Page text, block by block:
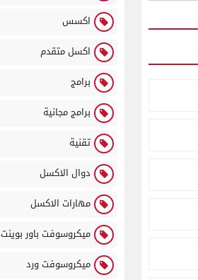
اكسس
اكسل متقدم
برامج
برامج مجانية
تقنية
دوال الاكسل
مهارات الاكسل
ميكروسوفت باور بوينت
ميكروسوفت ورد